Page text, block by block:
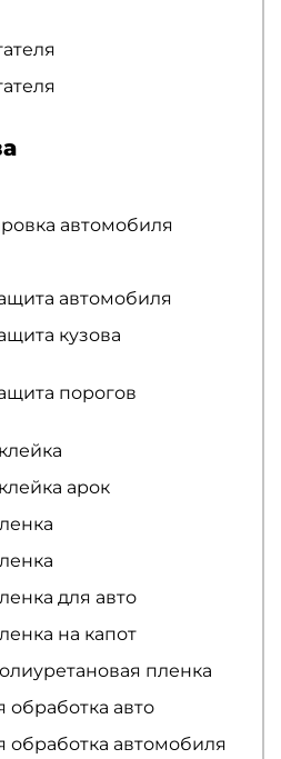
автомобиля
автомобиля
кузова
порогов
арок
для авто
на капот
пленка
авто
обработка автомобиля